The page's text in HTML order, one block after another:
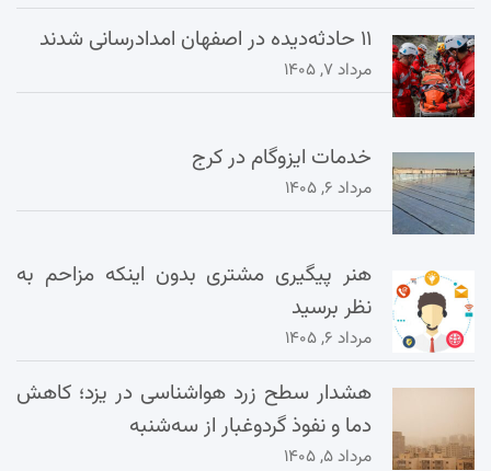
۱۱ حادثه‌دیده در اصفهان امدادرسانی شدند
مرداد ۷, ۱۴۰۵
خدمات ایزوگام در کرج
مرداد ۶, ۱۴۰۵
هنر پیگیری مشتری بدون اینکه مزاحم به
نظر برسید
مرداد ۶, ۱۴۰۵
هشدار سطح زرد هواشناسی در یزد؛ کاهش
دما و نفوذ گردوغبار از سه‌شنبه
مرداد ۵, ۱۴۰۵